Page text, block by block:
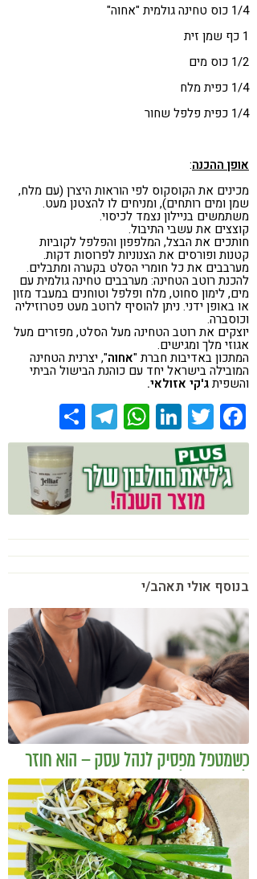
1/4 כוס טחינה גולמית "אחוה"
1 כף שמן זית
1/2 כוס מים
1/4 כפית מלח
1/4 כפית פלפל שחור
אופן ההכנה:
מכינים את הקוסקוס לפי הוראות היצרן (עם מלח,
שמן ומים רותחים), ומניחים לו להצטנן מעט.
משתמשים בניילון נצמד לכיסוי.
קוצצים את עשבי התיבול.
חותכים את הבצל, המלפפון והפלפל לקוביות
קטנות ופורסים את הצנוניות לפרוסות דקות.
מערבבים את כל חומרי הסלט בקערה ומתבלים.
להכנת רוטב הטחינה: מערבבים טחינה גולמית עם
מים, לימון סחוט, מלח ופלפל וטוחנים במעבד מזון
או באופן ידני. ניתן להוסיף לרוטב מעט פטרוזיליה
וכוסברה.
יוצקים את רוטב הטחינה מעל הסלט, מפזרים מעל
אגוזי מלך ומגישים.
המתכון באדיבות חברת "אחוה", יצרנית הטחינה
המובילה בישראל יחד עם כוהנת הבישול הביתי
והשפיתג'קי אזולאי.
Facebook
Twitter
LinkedIn
WhatsApp
Telegram
בנוסף אולי תאהב/י
כשמטפל מפסיק לנהל עסק – הוא חוזר
להיות מטפל